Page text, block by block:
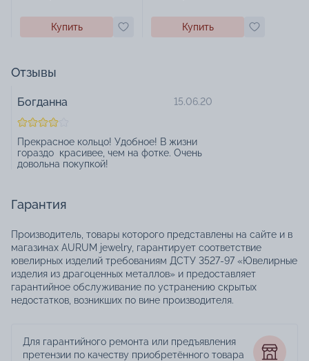
Купить Купить
Отзывы
Богданна 15.06.20
Прекрасное кольцо! Удобное! В жизни
гораздо красивее, чем на фотке. Очень
довольна покупкой!
Гарантия
Производитель, товары которого представлены на сайте и в
магазинах AURUM jewelry, гарантирует соответствие
ювелирных изделий требованиям ДСТУ 3527-97 «Ювелирные
изделия из драгоценных металлов» и предоставляет
гарантийное обслуживание по устранению скрытых
недостатков, возникших по вине производителя.
Для гарантийного ремонта или предъявления
претензии по качеству приобретённого товара